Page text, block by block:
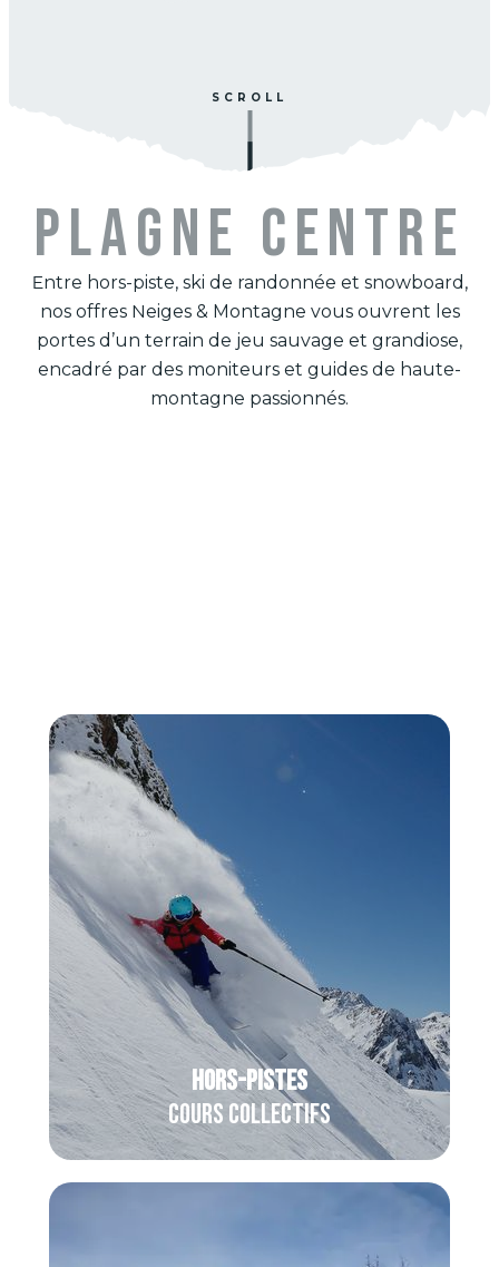
SCROLL
PLAGNE CENTRE
Entre hors-piste, ski de randonnée et snowboard,
nos offres Neiges & Montagne vous ouvrent les
portes d’un terrain de jeu sauvage et grandiose,
encadré par des moniteurs et guides de haute-
montagne passionnés.
Hors-pisteS
Cours collectifs